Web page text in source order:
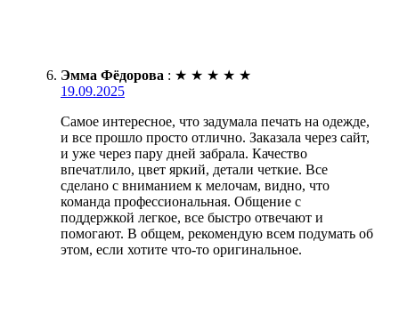
Эмма Фёдорова : ★ ★ ★ ★ ★
19.09.2025
Самое интересное, что задумала печать на одежде,
и все прошло просто отлично. Заказала через сайт,
и уже через пару дней забрала. Качество
впечатлило, цвет яркий, детали четкие. Все
сделано с вниманием к мелочам, видно, что
команда профессиональная. Общение с
поддержкой легкое, все быстро отвечают и
помогают. В общем, рекомендую всем подумать об
этом, если хотите что-то оригинальное.